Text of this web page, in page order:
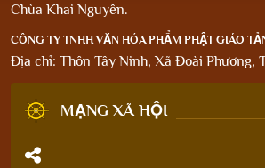
Chùa Khai Nguyên.
CÔNG TY TNHH VĂN HÓA PHẨM PHẬT GIÁO
Địa chỉ: Thôn Tây Ninh, Xã Đoài Phương,
MẠNG XÃ HỘI